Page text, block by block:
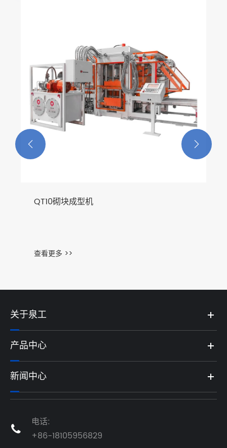
QT10砌块成型机
查看更多 >>
 
关于泉工
产品中心
新闻中心

电话:
+86-18105956829